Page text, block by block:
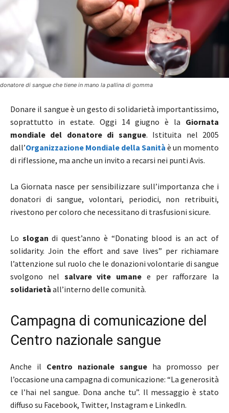
donatore di sangue che tiene in mano la pallina di gomma
Donare il sangue è un gesto di solidarietà importantissimo,
soprattutto in estate. Oggi 14 giugno è la Giornata
mondiale del donatore di sangue. Istituita nel 2005
dall’Organizzazione Mondiale della Sanità è un momento
di riflessione, ma anche un invito a recarsi nei punti Avis.
La Giornata nasce per sensibilizzare sull’importanza che i
donatori di sangue, volontari, periodici, non retribuiti,
rivestono per coloro che necessitano di trasfusioni sicure.
Lo slogandi quest’anno è “Donating blood is an act of
solidarity. Join the effort and save lives” per richiamare
l’attenzione sul ruolo che le donazioni volontarie di sangue
svolgono nel salvare vite umane e per rafforzare la
solidarietà all’interno delle comunità.
Campagna di comunicazione del
Centro nazionale sangue
Anche il Centro nazionale sangue ha promosso per
l’occasione una campagna di comunicazione: “La generosità
ce l’hai nel sangue. Dona anche tu”. Il messaggio è stato
diffuso su Facebook, Twitter, Instagram e LinkedIn.